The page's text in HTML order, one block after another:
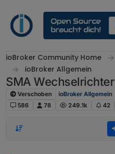
ioBroker Community Home
ioBroker Allgemein
SMA Wechselrichter
Verschoben
ioBroker Allgemein
586
78 249.1k 42